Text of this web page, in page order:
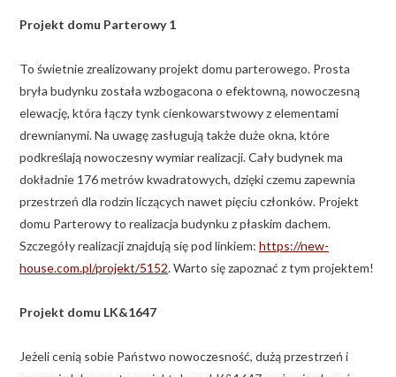
Projekt domu Parterowy 1
To świetnie zrealizowany projekt domu parterowego. Prosta
bryła budynku została wzbogacona o efektowną, nowoczesną
elewację, która łączy tynk cienkowarstwowy z elementami
drewnianymi. Na uwagę zasługują także duże okna, które
podkreślają nowoczesny wymiar realizacji. Cały budynek ma
dokładnie 176 metrów kwadratowych, dzięki czemu zapewnia
przestrzeń dla rodzin liczących nawet pięciu członków. Projekt
domu Parterowy to realizacja budynku z płaskim dachem.
Szczegóły realizacji znajdują się pod linkiem: https://new-
house.com.pl/projekt/5152. Warto się zapoznać z tym projektem!
Projekt domu LK&1647
Jeżeli cenią sobie Państwo nowoczesność, dużą przestrzeń i